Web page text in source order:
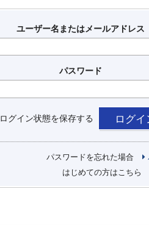
ユーザー名またはメールアドレス
パスワード
ログイン状態を保存する
パスワードを忘れた場合
はじめての方はこちら